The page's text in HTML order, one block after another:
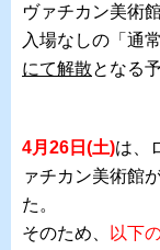
ヴァチカン美術
入場なしの「通
にて解散となる
4月26日(土)は、
ァチカン美術館
た。
そのため、
以下